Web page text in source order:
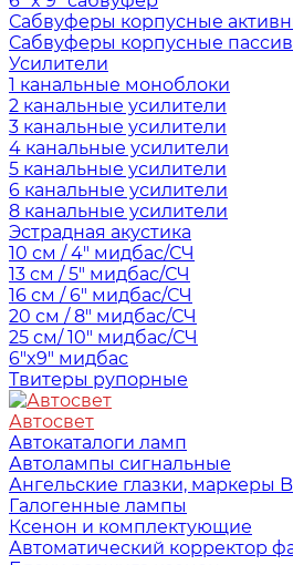
Сабвуферы корпусные
Сабвуферы корпусные
Усилители
1 канальные моноблоки
2 канальные усилители
3 канальные усилители
4 канальные усилители
5 канальные усилители
6 канальные усилители
8 канальные усилители
Эстрадная акустика
10 см / 4" мидбас/СЧ
13 см / 5" мидбас/СЧ
16 см / 6" мидбас/СЧ
20 см / 8" мидбас/СЧ
25 см/ 10" мидбас/СЧ
6"x9" мидбас
Твитеры рупорные
Автосвет
Автокаталоги ламп
Автолампы сигнальные
Ангельские глазки, маркеры
Галогенные лампы
Ксенон и комплектующие
Автоматический корректор